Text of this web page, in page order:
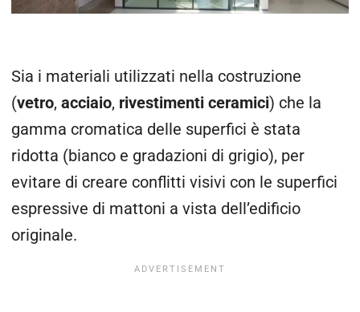
Sia i materiali utilizzati nella costruzione
(vetro, acciaio, rivestimenti ceramici) che la
gamma cromatica delle superfici è stata
ridotta (bianco e gradazioni di grigio), per
evitare di creare conflitti visivi con le superfici
espressive di mattoni a vista dell’edificio
originale.